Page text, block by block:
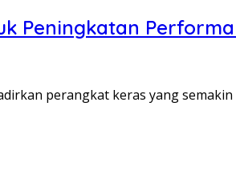
Peningkatan
perangkat keras yang